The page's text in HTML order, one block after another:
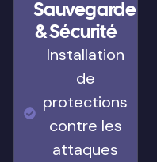
Sauvegarde
& Sécurité
Installation
de
protections
contre les
attaques